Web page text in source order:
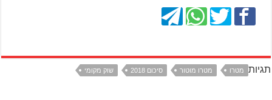
תגיות מטרו מטרו מוטור סיכום 2018 שוק מקומי